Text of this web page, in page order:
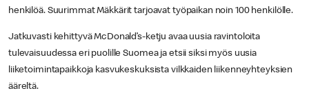
henkilöä. Suurimmat Mäkkärit tarjoavat työpaikan noin 100 henkilölle.
Jatkuvasti kehittyvä McDonald’s-ketju avaa uusia ravintoloita
tulevaisuudessa eri puolille Suomea ja etsii siksi myös uusia
liiketoimintapaikkoja kasvukeskuksista vilkkaiden liikenneyhteyksien
ääreltä.